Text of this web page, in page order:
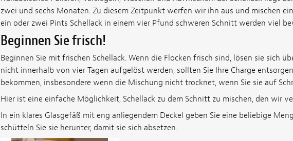
zwei und sechs Monaten. Zu diesem Zeitpunkt werfen wir ihn aus und mischen
ein oder zwei Pints Schellack in einem vier Pfund schweren Schnitt werden viel
Beginnen Sie frisch!
Beginnen Sie mit frischen Schellack. Wenn die Flocken frisch sind, lösen sie sich
nicht innerhalb von vier Tagen aufgelöst werden, sollten Sie Ihre Charge
bekommen, insbesondere wenn die Mischung nicht trocknet, wenn Sie sie auf
Hier ist eine einfache Möglichkeit, Schellack zu dem Schnitt zu mischen, den wir
In ein klares Glasgefäß mit eng anliegendem Deckel geben Sie eine beliebige
schütteln Sie sie herunter, damit sie sich absetzen.